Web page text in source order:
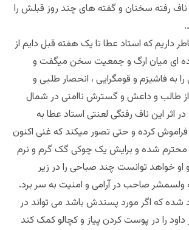
رفته سخنان و گفته های چند روز قبلش را
داریم که استاد عطا تا یک هفته قبل دایم از
ای میان ارگ و جمعیت سخن میگفت و
فاشیزم و قومگرایی ، انحصار طلبی و
از طالب و داعش و گسترش ناامنی در شمال
اثر این ناف رفتگی لعنتی استاد عطا به
فراموش کرده و حتی تصور میکند که غنی اکنون
محترم شده و برایش یک چوکی گک گرم و نرم
او خواهد توانست چند صباحی را در زیر
صاحب در آرامی و امنیت به سر برد.
شده که اگر مورد پسندش باشد می تواند در
داود را در پوست کردن پیاز و کچالو کمک کند